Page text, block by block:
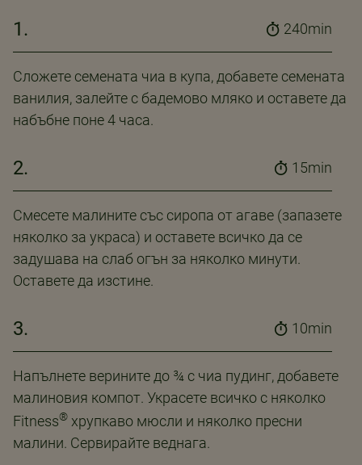
1. 240min
Сложете семената чиа в купа, добавете семената
ванилия, залейте с бадемово мляко и оставете да
набъбне поне 4 часа.
2. 15min
Смесете малините със сиропа от агаве (запазете
няколко за украса) и оставете всичко да се
задушава на слаб огън за няколко минути.
Оставете да изстине.
3. 10min
Напълнете верините до ¾ с чиа пудинг, добавете
малиновия компот. Украсете всичко с няколко
Fitness® хрупкаво мюсли и няколко пресни
малини. Сервирайте веднага.